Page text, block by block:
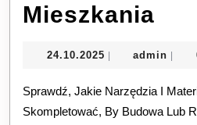
Mieszkania
24.10.2025 24.10.2025
admin
Sprawdź, Jakie Narzędzia I
Skompletować, By Budowa Lub